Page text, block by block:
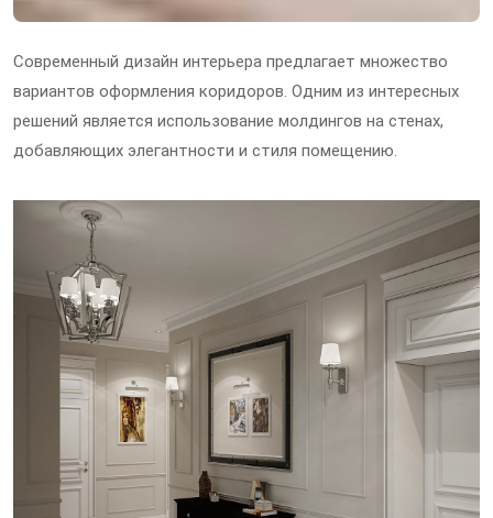
Современный дизайн интерьера предлагает множество
вариантов оформления коридоров. Одним из интересных
решений является использование молдингов на стенах,
добавляющих элегантности и стиля помещению.